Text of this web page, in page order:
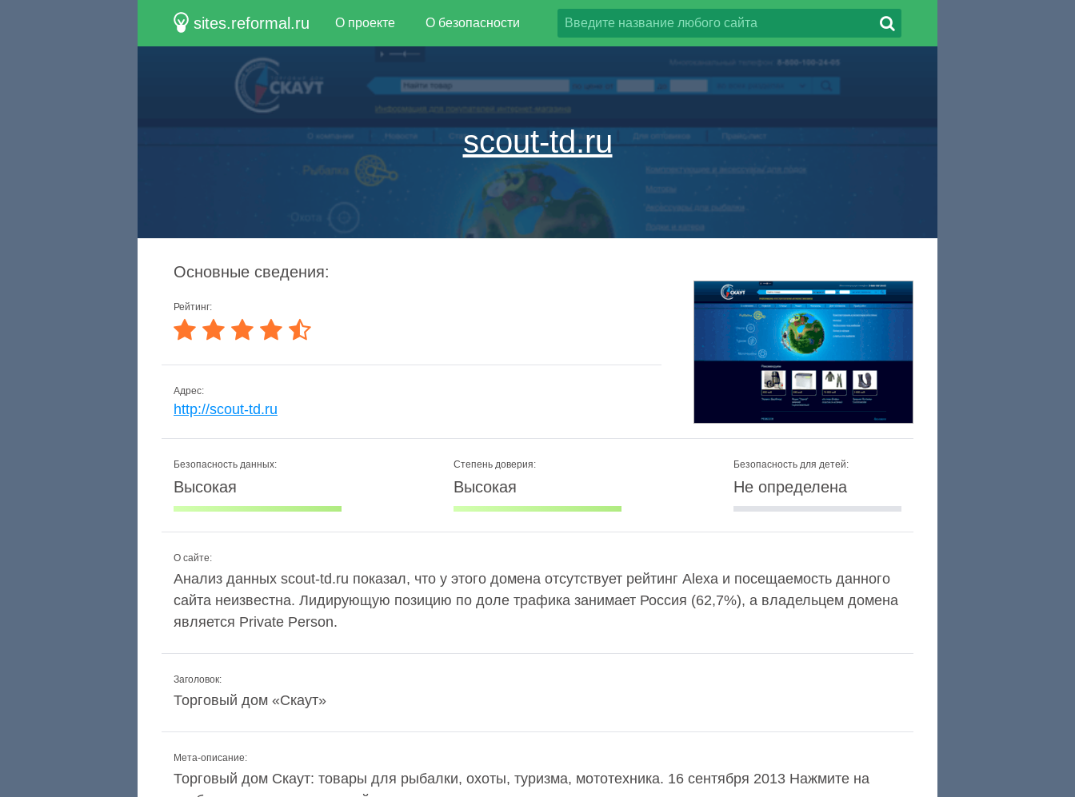
sites.reformal.ru О проекте О безопасности
scout-td.ru
Основные сведения:
Рейтинг:
Адрес:
http://scout-td.ru
Безопасность данных:
Высокая
Степень доверия:
Высокая
Безопасность для детей:
Не определена
О сайте:
Анализ данных scout-td.ru показал, что у этого домена отсутствует рейтинг Alexa и посещаемость данного
сайта неизвестна. Лидирующую позицию по доле трафика занимает Россия (62,7%), а владельцем домена
является Private Person.
Заголовок:
Торговый дом «Скаут»
Мета-описание:
Торговый дом Скаут: товары для рыбалки, охоты, туризма, мототехника. 16 сентября 2013 Нажмите на